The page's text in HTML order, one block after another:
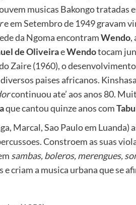
musicas Bakongo tratadas
e em Setembro de 1949 gravam
da Ngoma encontramWendo,
de OliveiraeWendotocam
Zaire (1960), o
paises africanos.
continuou ate’ aos anos 80.
que cantou quinze anos com
Marcal, Sao Paulo em Luanda)
Constroem as suas
sambas, boleros, merengues,
criam a musica urbana que se